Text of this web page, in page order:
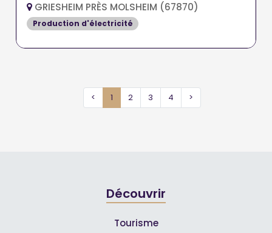
GRIESHEIM PRÈS MOLSHEIM (67870)
Production d'électricité
< 1 2 3 4 >
Découvrir
Tourisme